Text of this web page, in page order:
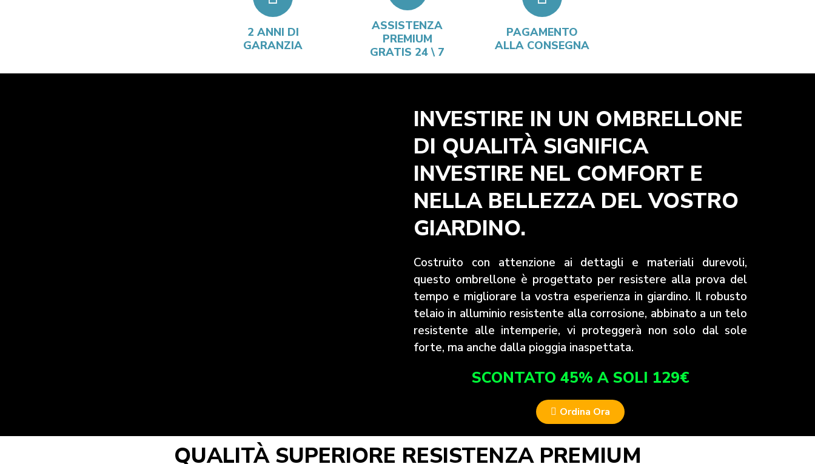
2 ANNI DI
GARANZIA
ASSISTENZA
PREMIUM
GRATIS 24 \ 7
PAGAMENTO
ALLA CONSEGNA
INVESTIRE IN UN OMBRELLONE
DI QUALITÀ SIGNIFICA
INVESTIRE NEL COMFORT E
NELLA BELLEZZA DEL VOSTRO
GIARDINO.
Costruito con attenzione ai dettagli e materiali durevoli,
questo ombrellone è progettato per resistere alla prova del
tempo e migliorare la vostra esperienza in giardino. Il robusto
telaio in alluminio resistente alla corrosione, abbinato a un telo
resistente alle intemperie, vi proteggerà non solo dal sole
forte, ma anche dalla pioggia inaspettata.
SCONTATO 45% A SOLI 129€
Ordina Ora
QUALITÀ SUPERIORE RESISTENZA PREMIUM